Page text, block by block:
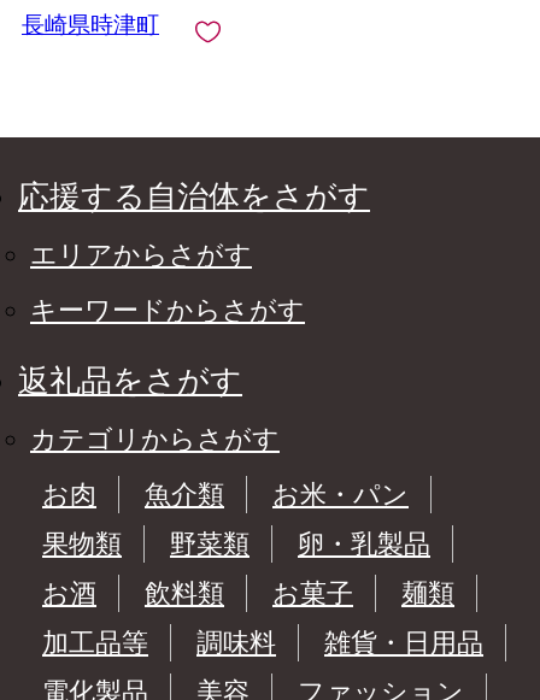
長崎県時津町
応援する自治体をさがす
エリアからさがす
キーワードからさがす
返礼品をさがす
カテゴリからさがす
お肉
魚介類
お米・パン
果物類
野菜類
卵・乳製品
お酒
飲料類 お菓子
麺類
加工品等
調味料
雑貨・日用品
電化製品
美容
ファッション